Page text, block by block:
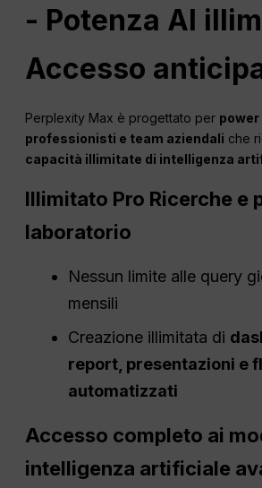
- Potenza AI
Accesso
Perplexity Max è progettato per
professionisti e team aziendali che
capacità illimitate di intelligenza
Illimitato Pro Ricerche e
laboratorio
Nessun limite alle query
mensili
Creazione illimitata di
report, presentazioni e
automatizzati
Accesso completo ai
intelligenza artificiale